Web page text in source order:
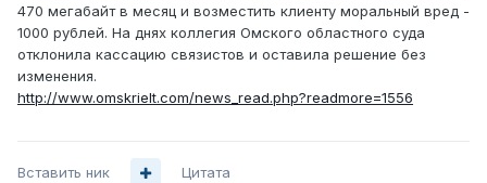
470 мегабайт в месяц и возместить клиенту моральный вред -
1000 рублей. На днях коллегия Омского областного суда
отклонила кассацию связистов и оставила решение без
изменения.
http://www.omskrielt.com/news_read.php?readmore=1556
Вставить ник Цитата